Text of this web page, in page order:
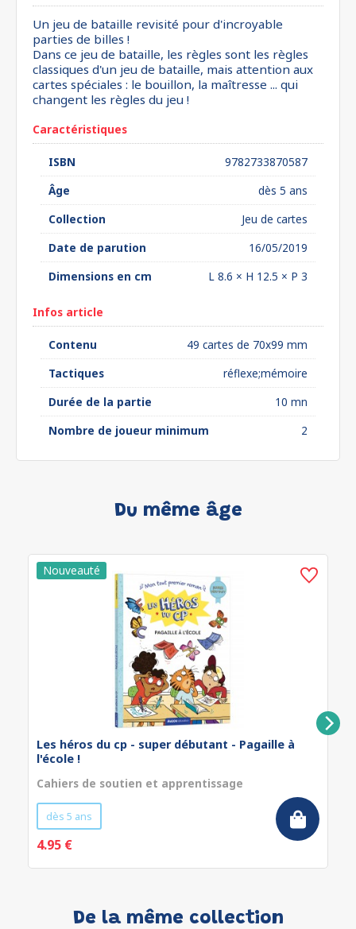
Un jeu de bataille revisité pour d'incroyable
parties de billes !
Dans ce jeu de bataille, les règles sont les règles
classiques d'un jeu de bataille, mais attention aux
cartes spéciales : le bouillon, la maîtresse ... qui
changent les règles du jeu !
Caractéristiques
ISBN
9782733870587
Âge
dès 5 ans
Collection
Jeu de cartes
Date de parution
16/05/2019
Dimensions en cm
L 8.6 × H 12.5 × P 3
Infos article
Contenu
49 cartes de 70x99 mm
Tactiques
réflexe;mémoire
Durée de la partie
10 mn
Nombre de joueur minimum
2
Du même âge
Les héros du cp - super débutant - Pagaille à
l'école !
Cahiers de soutien et apprentissage
dès 5 ans
4.95 €
De la même collection